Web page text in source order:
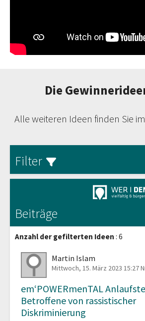
Die
Alle weiteren Ideen finden Sie im
Filter
Beiträge
Anzahl der gefilterten Ideen : 6
Martin Islam
Mittwoch, 15. März 2023 15:27
em‘POWERmenTAL
Betroffene von rassistischer
Diskriminierung